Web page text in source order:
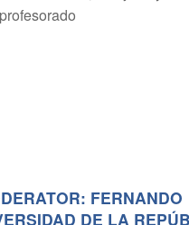
FERNANDO
DE LA